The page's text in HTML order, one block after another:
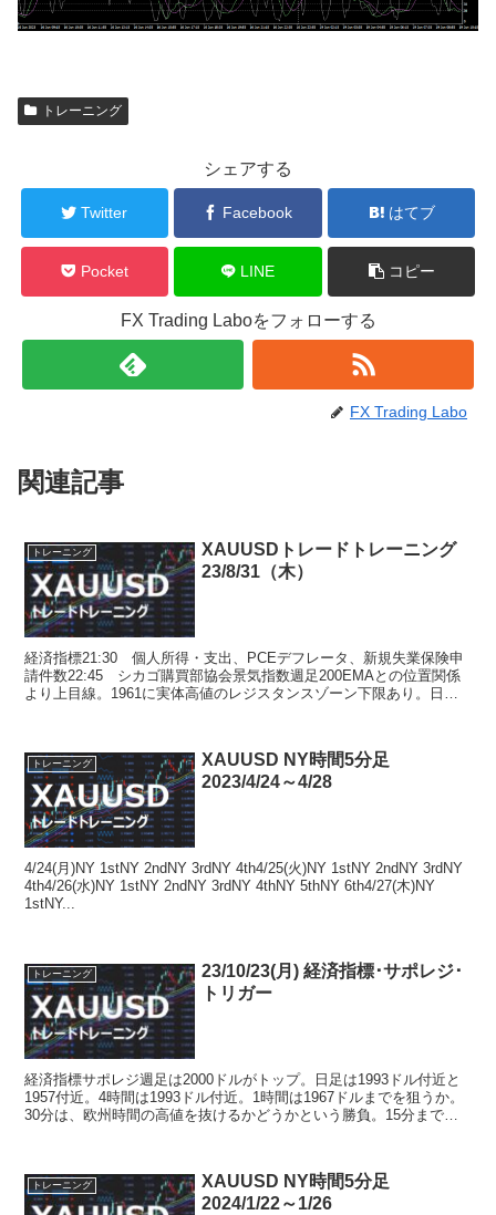
トレーニング
シェアする
Twitter Facebook はてブ
Pocket LINE コピー
FX Trading Laboをフォローする
FX Trading Labo
関連記事
トレーニング
XAUUSDトレードトレーニング
23/8/31（木）
経済指標21:30 個人所得・支出、PCEデフレータ、新規失業保険申
請件数22:45 シカゴ購買部協会景気指数週足200EMAとの位置関係
より上目線。1961に実体高値のレジスタンスゾーン下限あり。日足
トレーニング
XAUUSD NY時間5分足
2023/4/24～4/28
4/24(月)NY 1stNY 2ndNY 3rdNY 4th4/25(火)NY 1stNY 2ndNY 3rdNY
4th4/26(水)NY 1stNY 2ndNY 3rdNY 4thNY 5thNY 6th4/27(木)NY
1stNY...
トレーニング
23/10/23(月) 経済指標･サポレジ･
トリガー
経済指標サポレジ週足は2000ドルがトップ。日足は1993ドル付近と
1957付近。4時間は1993ドル付近。1時間は1967ドルまでを狙うか。
30分は、欧州時間の高値を抜けるかどうかという勝負。15分まで落
トレーニング
XAUUSD NY時間5分足
2024/1/22～1/26